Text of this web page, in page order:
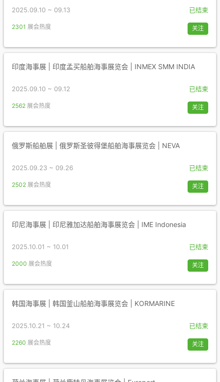
2025.09.10 ~ 09.13 已结束
2301 展会热度 关注
印度海事展 | 印度孟买船舶海事展览会 | INMEX SMM INDIA
2025.09.10 ~ 09.12 已结束
2562 展会热度 关注
俄罗斯船舶展 | 俄罗斯圣彼得堡船舶海事展览会 | NEVA
2025.09.23 ~ 09.26 已结束
2502 展会热度 关注
印尼海事展 | 印尼雅加达船舶海事展览会 | IME Indonesia
2025.10.01 ~ 10.01 已结束
2000 展会热度 关注
韩国海事展 | 韩国釜山船舶海事展览会 | KORMARINE
2025.10.21 ~ 10.24 已结束
2260 展会热度 关注